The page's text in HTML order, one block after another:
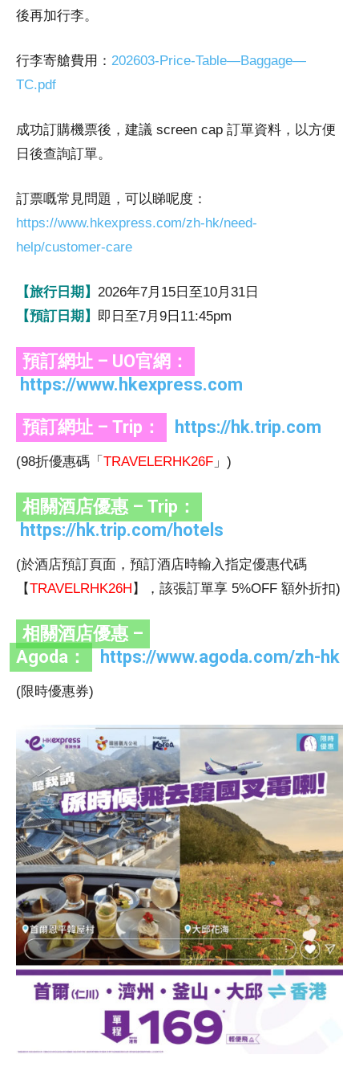
後再加行李。
行李寄艙費用： 202603-Price-Table—Baggage—
TC.pdf
成功訂購機票後，建議 screen cap 訂單資料，以方便
日後查詢訂單。
訂票嘅常見問題，可以睇呢度：
https://www.hkexpress.com/zh-hk/need-
help/customer-care
【旅行日期】 2026年7月15日至10月31日
【預訂日期】 即日至7月9日11:45pm
預訂網址 – UO官網：
https://www.hkexpress.com
預訂網址 – Trip： https://hk.trip.com
(98折優惠碼「 TRAVELERHK26F 」)
相關酒店優惠 – Trip：
https://hk.trip.com/hotels
(於酒店預訂頁面，預訂酒店時輸入指定優惠代碼
【TRAVELRHK26H 】，該張訂單享 5%OFF 額外折扣)
相關酒店優惠 –
Agoda：
https://www.agoda.com/zh-hk
(限時優惠券)